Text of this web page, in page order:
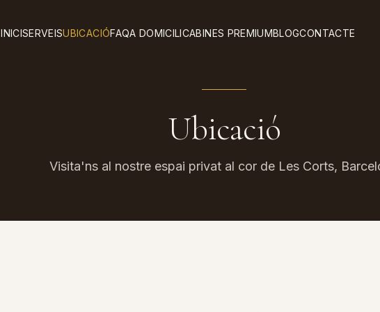
INICISERVEISUBICACIÓFAQA DOMICILICABINES PREMIUMBLOGCONTACTE
Ubicació
Visita'ns al nostre espai privat al cor de Les Corts,